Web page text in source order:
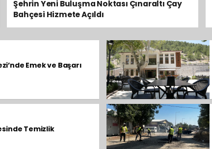
Şehrin Yeni Buluşma Noktası Çınaraltı Çay
Bahçesi Hizmete Açıldı
Emek ve Başarı
Temizlik